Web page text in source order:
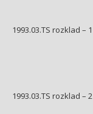
1993.03.TS rozklad – 1
1993.03.TS rozklad – 2